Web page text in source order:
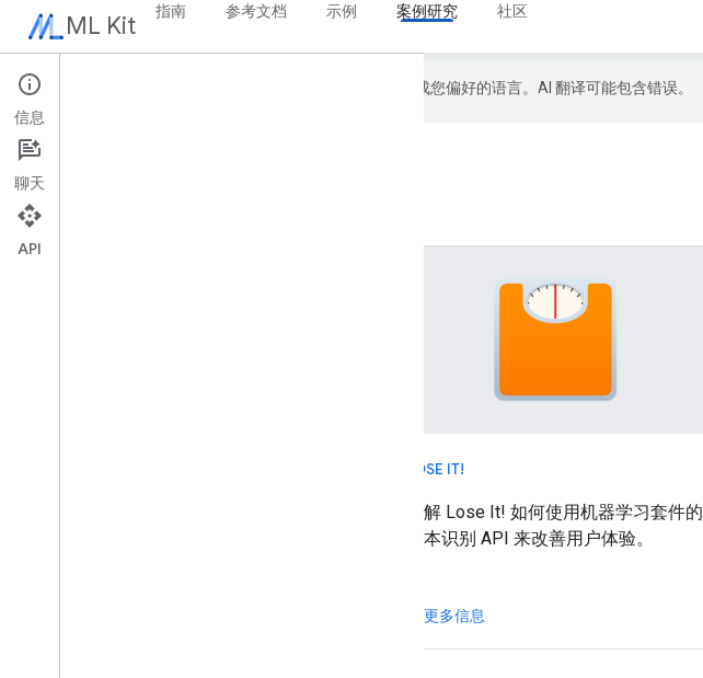
ML Kit 指南 参考文档 示例 案例研究 社区
Google 会使用 AI 技术将内容翻译成您偏好的语言。AI 翻译可能包含错误。
案例研究
LOSE IT!
了解 Lose It! 如何使用机器学习套件的
文本识别 API 来改善用户体验。
更多信息
信息
聊天
API